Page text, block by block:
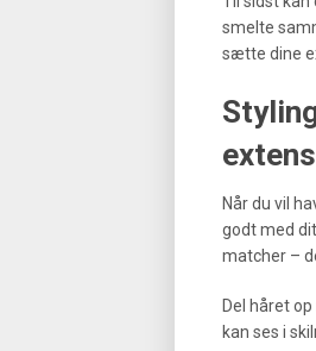
smelte
sætte dine
Når du vil
godt med
matcher –
Del håret
kan ses i